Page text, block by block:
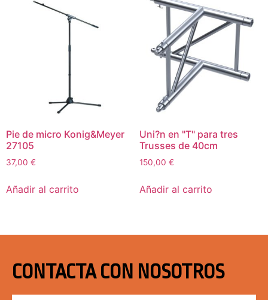
Pie de micro Konig&Meyer
27105
37,00 €
Añadir al carrito
Uni?n en "T" para tres
Trusses de 40cm
150,00 €
Añadir al carrito
CONTACTA CON NOSOTROS